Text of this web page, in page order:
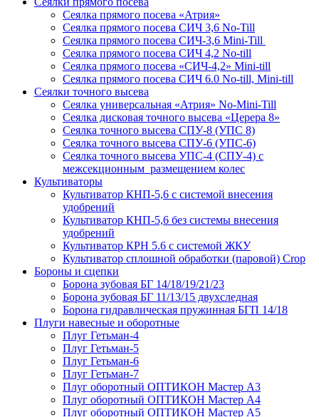
Сеялка прямого посева «Атрия»
Сеялка прямого посева СИЧ 3,6 No-Till
Сеялка прямого посева СИЧ-3,6 Mini-Till
Сеялка прямого посева СИЧ 4,2 No-till
Сеялка прямого посева «СИЧ-4,2» Mini-till
Сеялка прямого посева СИЧ 6.0 No-till, Mini-till
Сеялки точного высева
Сеялка универсальная «Атрия» No-Mini-Till
Сеялка дисковая точного высева «Церера 8»
Сеялка точного высева СПУ-8 (УПС 8)
Сеялка точного высева СПУ-6 (УПС-6)
Сеялка точного высева УПС-4 (СПУ-4) с
межсекционным размещением колес
Культиваторы
Культиватор КНП-5,6 с системой внесения
удобрений
Культиватор КНП-5,6 без системы внесения
удобрений
Культиватор КРН 5.6 с системой ЖКУ
Культиватор сплошной обработки (паровой) Crop
Бороны и сцепки
Борона зубовая БГ 14/18/19/21/23
Борона зубовая БГ 11/13/15 двухследная
Борона гидравлическая пружинная БГП 14/18
Плуги навесные и оборотные
Плуг Гетьман-4
Плуг Гетьман-5
Плуг Гетьман-6
Плуг Гетьман-7
Плуг оборотный ОПТИКОН Мастер А3
Плуг оборотный ОПТИКОН Мастер А4
Плуг оборотный ОПТИКОН Мастер А5